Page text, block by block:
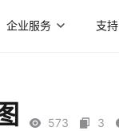
企业服务 支持
573 3